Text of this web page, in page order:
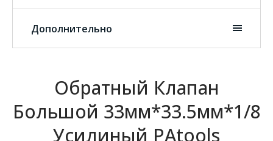
Дополнительно
Обратный Клапан
Большой 33мм*33.5мм*1/8
Усилиный PAtools